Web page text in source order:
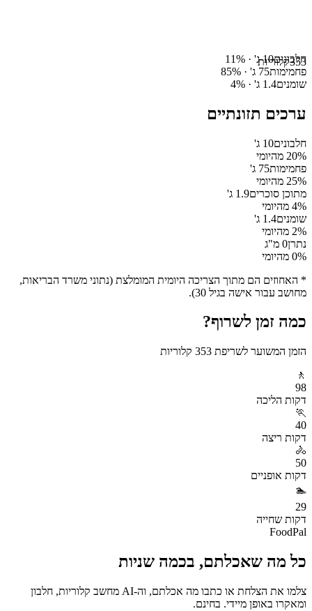
353קלוריותחלבונים10ג' · 11%
פחמימות75 ג' · 85%
שומנים1.4 ג' · 4%
ערכים תזונתיים
חלבונים10 ג'
20% מהיומי
פחמימות75 ג'
25% מהיומי
מתוכן סוכרים1.9 ג'
4% מהיומי
שומנים1.4 ג'
2% מהיומי
נתרן0 מ"ג
0% מהיומי
* האחוזים הם מתוך הצריכה היומית המומלצת (נתוני משרד הבריאות,
מחושב עבור אישה בגיל 30).
כמה זמן לשרוף?
הזמן המשוער לשריפת 353 קלוריות
🚶
98
דקות הליכה
🏃
40
דקות ריצה
🚴
50
דקות אופניים
🏊
29
דקות שחייה
FoodPal
כל מה שאכלתם, בכמה שניות
צלמו את הצלחת או כתבו מה אכלתם, וה-AI מחשב קלוריות, חלבון
ומאקרו באופן מיידי. בחינם.